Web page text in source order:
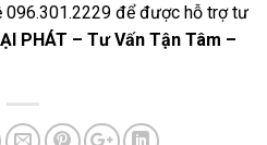
096.301.2229 để được hỗ trợ tư
PHÁT – Tư Vấn Tận Tâm –